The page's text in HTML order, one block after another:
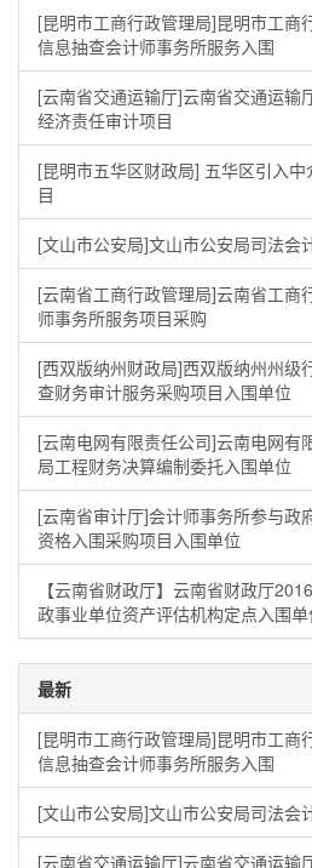
[昆明市工商行政管理局]昆明市工商
信息抽查会计师事务所服务入围
[云南省交通运输厅]云南省交通运输
经济责任审计项目
[昆明市五华区财政局] 五华区引入
目
[文山市公安局]文山市公安局司法会
[云南省工商行政管理局]云南省工商
师事务所服务项目采购
[西双版纳州财政局]西双版纳州州级
查财务审计服务采购项目入围单位
[云南电网有限责任公司]云南电网有
局工程财务决算编制委托入围单位
[云南省审计厅]会计师事务所参与政
资格入围采购项目入围单位
【云南省财政厅】云南省财政厅
政事业单位资产评估机构定点入围单
最新
[昆明市工商行政管理局]昆明市工商
信息抽查会计师事务所服务入围
[文山市公安局]文山市公安局司法会
[云南省交通运输厅]云南省交通运输